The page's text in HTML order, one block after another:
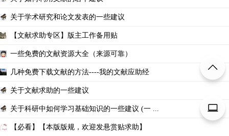
关于学术研究和论文发表的一些建议
【文献求助专区】版主工作备用贴
一些免费的文献资源大全（来源可靠）
几种免费下载文献的方法----我的文献应助经
关于文献求助的一些建议
关于科研中如何学习基础知识的一些建议 (一 ...
【必看】【本版版规，欢迎发悬赏贴求助】